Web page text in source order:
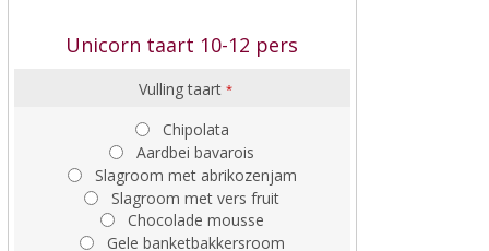
Unicorn taart 10-12 pers
Vulling taart *
Chipolata
Aardbei bavarois
Slagroom met abrikozenjam
Slagroom met vers fruit
Chocolade mousse
Gele banketbakkersroom